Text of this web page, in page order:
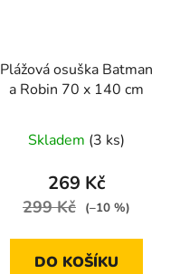
Plážová osuška Batman
a Robin 70 x 140 cm
Skladem (3 ks)
269 Kč
299 Kč (–10 %)
DO KOŠÍKU